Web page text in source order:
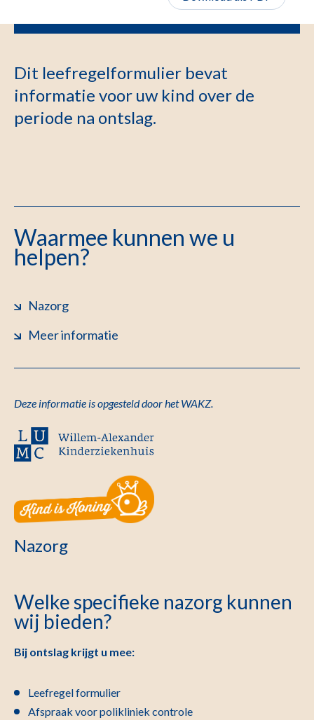
Dit leefregelformulier bevat
informatie voor uw kind over de
periode na ontslag.
Waarmee kunnen we u
helpen?
Nazorg
Meer informatie
Deze informatie is opgesteld door het WAKZ.
Nazorg
Welke specifieke nazorg kunnen
wij bieden?
Bij ontslag krijgt u mee:
Leefregel formulier
Afspraak voor polikliniek controle